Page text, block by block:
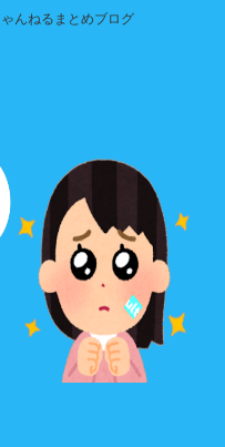
んねるまとめブログ